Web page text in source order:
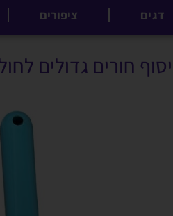
דגים ציפורים
חורים גדולים